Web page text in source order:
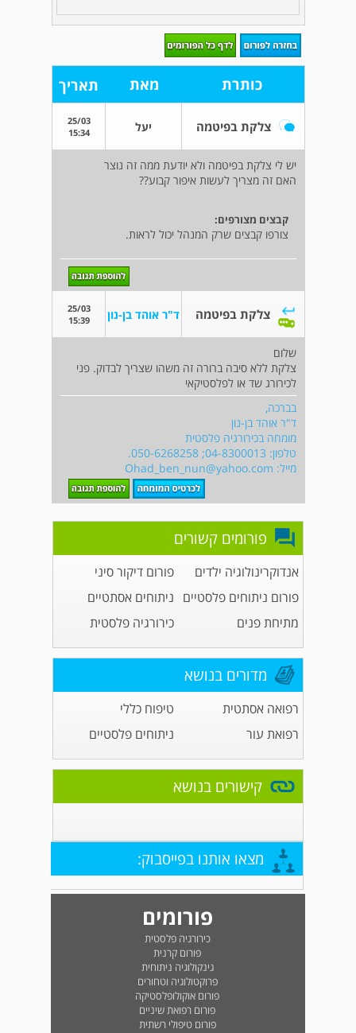
כותרת מאת תאריך
צלקת בפיטמה יעל
25/03
15:34
יש לי צלקת בפיטמה ולא יודעת ממה זה נוצר
האם זה מצריך לעשות איפור קבוע??
קבצים מצורפים:
צורפו קבצים שרק המנהל יכול לראות.
צלקת בפיטמה ד"ר אוהד בן-נון
25/03
15:39
שלום
צלקת ללא סיבה ברורה זה משהו שצריך לבדוק. פני
לכירורג שד או לפלסטיקאי
בברכה,
ד"ר אוהד בן-נון
מומחה בכירורגיה פלסטית
טלפון: 04-8300013; 050-6268258.
מייל: Ohad_ben_nun@yahoo.com
פורומים קשורים
אנדוקרינולוגיה ילדים
פורום דיקור סיני
פורום ניתוחים פלסטיים ניתוחים אסתטיים
מתיחת פנים
כירורגיה פלסטית
מדורים בנושא
רפואה אסתטית
טיפוח כללי
רפואת עור
ניתוחים פלסטיים
קישורים בנושא
מצאו אותנו בפייסבוק:
פורומים
כירורגיה פלסטית
פורום קרנית
גינקולוגיה ניתוחית
פרוקטולוגיה וטחורים
פורום אוקולופלסטיקה
פורום רפואת שיניים
פורום טיפולי רשתית